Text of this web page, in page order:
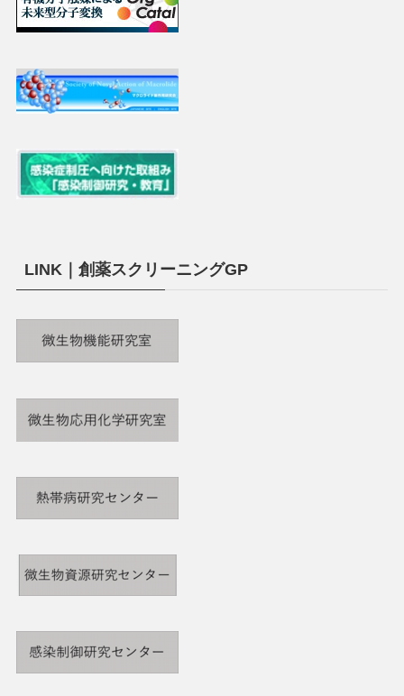
LINK｜創薬スクリーニングGP